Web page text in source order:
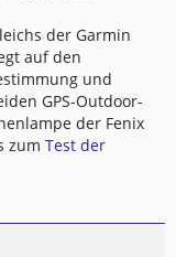
der Garmin
auf den
und
GPS-Outdoor-
der Fenix
zum Test der